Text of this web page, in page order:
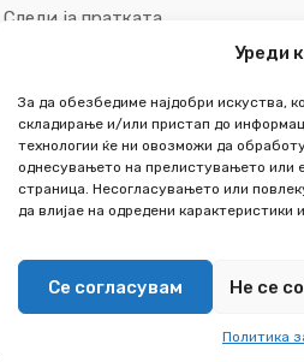
Уреди
За да обезбедиме најдобри искуства,
складирање и/или пристап до
технологии ќе ни овозможи да
однесувањето на прелистувањето или
страница. Несогласувањето или
да влијае на одредени карактеристики
Се согласувам Не се
Политика
Следи ја пратката
За Нас